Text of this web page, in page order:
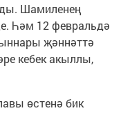
Шамиленең
Һәм 12 февральдә
җәннәттә
кебек акыллы,
өстенә бик